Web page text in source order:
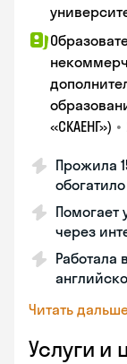
«СКАЕНГ») •
Прожила
Помогает
через
Работала
Читать
Услуги и